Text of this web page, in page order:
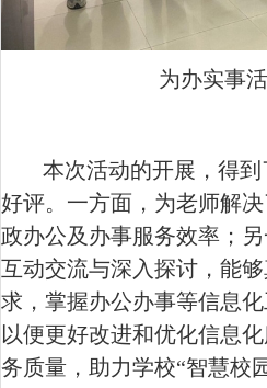
为办实事
本次活动的开展，得
好评。一方面，为老师解
政办公及办事服务效率；
互动交流与深入探讨，能
求，掌握办公办事等信息
以便更好改进和优化信息
务质量，助力学校“智慧校